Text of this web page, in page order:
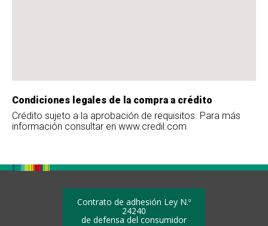
Condiciones legales de la compra a crédito
Crédito sujeto a la aprobación de requisitos. Para más
información consultar en www.credil.com
Contrato de adhesión Ley N.º
24240
de defensa del consumidor